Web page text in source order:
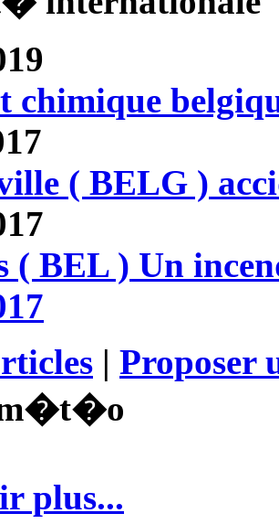
chimique
( BELG )
( BEL ) Un
| Proposer
m�t�o
plus...